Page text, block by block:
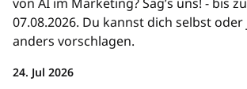
07.08.2026. Du kannst dich selbst
anders vorschlagen.
24. Jul 2026